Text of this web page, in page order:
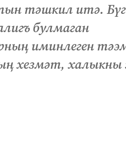
тәшкил итә.
булмаган
иминлеген
хезмәт, халыкны